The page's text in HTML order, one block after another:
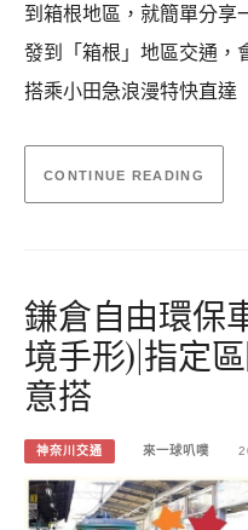
到箱根地區，就簡單分享
發到「箱根」地區交通，
搭乘小田急浪漫特快直
CONTINUE READING
鎌倉自由環保
境手形)|指定
意搭
神奈川交通 來一球叭噗